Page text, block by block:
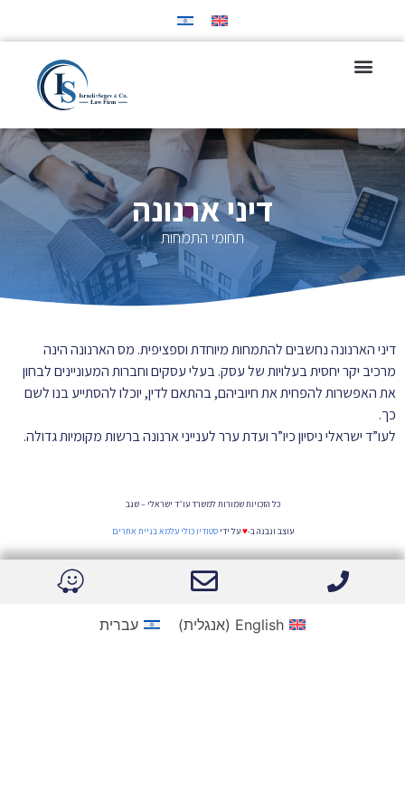
דיני ארנונה
תחומי התמחות
דיני הארנונה נחשבים להתמחות מיוחדת וספציפית. מס הארנונה הינה
מרכיב יקר יחסית בעלויות של עסק. בעלי עסקים וחברות המעוניינים לבחון
את האפשרות להפחית את חיוביהם, בהתאם לדין, יוכלו להסתייע בנו לשם
כך.
לעו”ד ישראלי ניסיון כיו”ר ועדת ערר לענייני ארנונה ברשות מקומיות גדולה.
כל הזכויות שמורות למשרד עו״ד ישראלי – שגב
עוצב ונבנה ב-♥על ידיסטודיו כולי עלמא בניית אתרים
English
(אנגלית) עברית